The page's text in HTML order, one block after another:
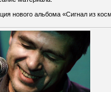
нового альбома «Сигнал из